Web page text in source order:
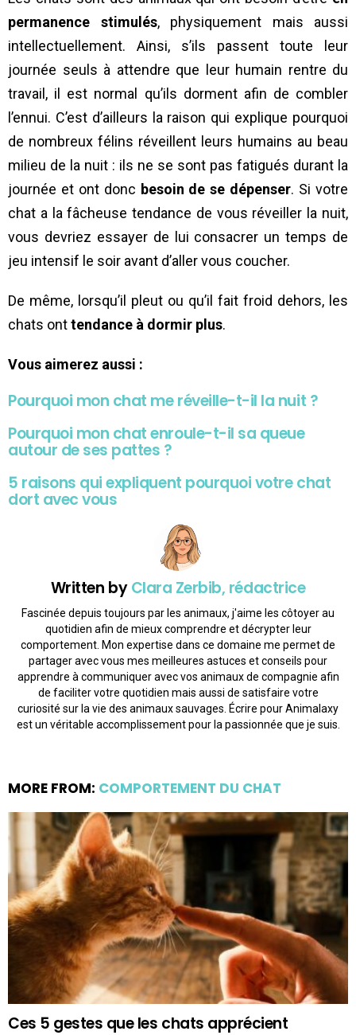
permanence stimulés, physiquement mais aussi
intellectuellement. Ainsi, s’ils passent toute leur
journée seuls à attendre que leur humain rentre du
travail, il est normal qu’ils dorment afin de combler
l’ennui. C’est d’ailleurs la raison qui explique pourquoi
de nombreux félins réveillent leurs humains au beau
milieu de la nuit : ils ne se sont pas fatigués durant la
journée et ont donc besoin de se dépenser. Si votre
chat a la fâcheuse tendance de vous réveiller la nuit,
vous devriez essayer de lui consacrer un temps de
jeu intensif le soir avant d’aller vous coucher.
De même, lorsqu’il pleut ou qu’il fait froid dehors, les
chats onttendance à dormir plus.
Vous aimerez aussi :
Pourquoi mon chat me réveille-t-il la nuit ?
Pourquoi mon chat enroule-t-il sa queue
autour de ses pattes ?
5 raisons qui expliquent pourquoi votre chat
dort avec vous
Written byClara Zerbib, rédactrice
Fascinée depuis toujours par les animaux, j'aime les côtoyer au
quotidien afin de mieux comprendre et décrypter leur
comportement. Mon expertise dans ce domaine me permet de
partager avec vous mes meilleures astuces et conseils pour
apprendre à communiquer avec vos animaux de compagnie afin
de faciliter votre quotidien mais aussi de satisfaire votre
curiosité sur la vie des animaux sauvages. Écrire pour Animalaxy
est un véritable accomplissement pour la passionnée que je suis.
MORE FROM: COMPORTEMENT DU CHAT
Ces 5 gestes que les chats apprécient